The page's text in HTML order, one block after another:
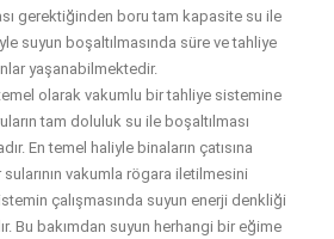
gerektiğinden boru tam kapasite su ile
suyun boşaltılmasında süre ve tahliye
yaşanabilmektedir.
olarak vakumlu bir tahliye sistemine
tam doluluk su ile boşaltılması
En temel haliyle binaların çatısına
vakumla rögara iletilmesini
çalışmasında suyun enerji denkliği
Bu bakımdan suyun herhangi bir eğime